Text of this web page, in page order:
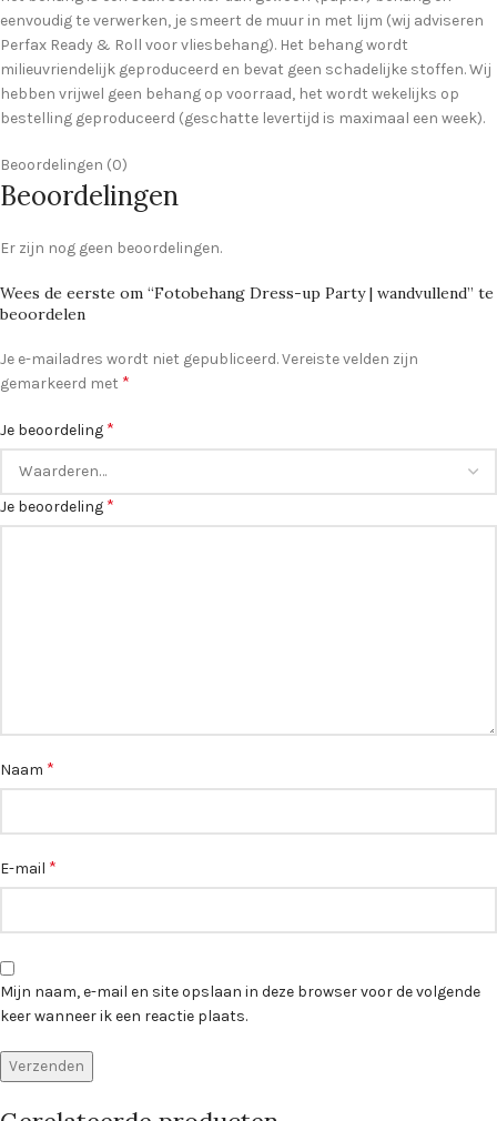
eenvoudig te verwerken, je smeert de muur in met lijm (wij adviseren
Perfax Ready & Roll voor vliesbehang). Het behang wordt
milieuvriendelijk geproduceerd en bevat geen schadelijke stoffen. Wij
hebben vrijwel geen behang op voorraad, het wordt wekelijks op
bestelling geproduceerd (geschatte levertijd is maximaal een week).
Beoordelingen (0)
Beoordelingen
Er zijn nog geen beoordelingen.
Wees de eerste om “Fotobehang Dress-up Party | wandvullend” te
beoordelen
Je e-mailadres wordt niet gepubliceerd.Vereiste velden zijn
gemarkeerd met *
Je beoordeling *
Je beoordeling *
Naam *
E-mail *
Mijn naam, e-mail en site opslaan in deze browser voor de volgende
keer wanneer ik een reactie plaats.